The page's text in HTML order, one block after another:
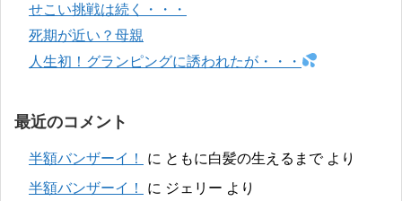
せこい挑戦は続く・・・
死期が近い？母親
人生初！グランピングに誘われたが・・・
最近のコメント
半額バンザーイ！ に ともに白髪の生えるまでより
半額バンザーイ！
に ジェリー より